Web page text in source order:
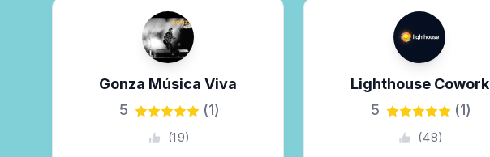
Solo Maldo Premium
Gonza Música Viva
5
(1)
(19)
Lighthouse Cowork
5
(1)
(48)